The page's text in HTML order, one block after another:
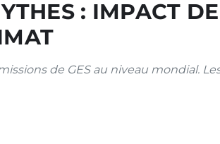
: IMPACT DE
de GES au niveau mondial.